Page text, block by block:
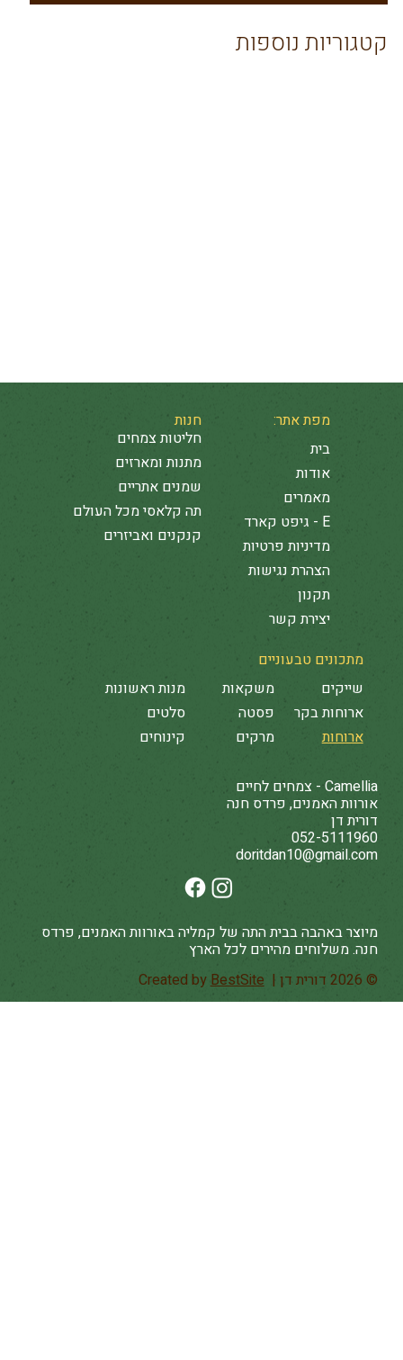
קטגוריות נוספות
מפת אתר:
בית
אודות
מאמרים
E - גיפט קארד
מדיניות פרטיות
הצהרת נגישות
תקנון
יצירת קשר
חנות
חליטות צמחים
מתנות ומארזים
שמנים אתריים
תה קלאסי מכל העולם
קנקנים ואביזרים
מתכונים טבעוניים
שייקים
משקאות
מנות ראשונות
ארוחות בקר
פסטה
סלטים
ארוחות
מרקים קינוחים
Camellia - צמחים לחיים
אורוות האמנים, פרדס חנה
דורית דן
052-5111960
doritdan10@gmail.com
מיוצר באהבה בבית התה של קמליה באורוות האמנים, פרדס
חנה. משלוחים מהירים לכל הארץ
© 2026 דורית דן | Created by
BestSite